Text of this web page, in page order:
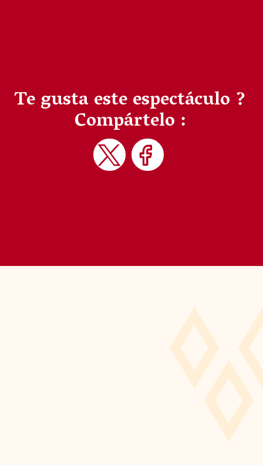
Te gusta este espectáculo ?
Compártelo :